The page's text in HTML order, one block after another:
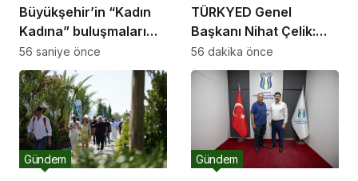
Büyükşehir’in “Kadın
Kadına” buluşmaları
Akyazı’da devam etti
56 saniye önce
TÜRKYED Genel
Başkanı Nihat Çelik:
“Gençliğine Sahip
Çıkmayan Milletler
Geleceğini İnşa
Edemez”
56 dakika önce
Gündem Gündem